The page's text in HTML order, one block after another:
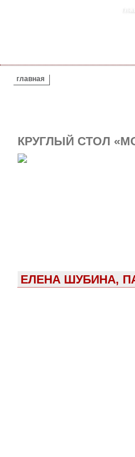
ВЫ ЗДЕСЬ
главная
КРУГЛЫЙ СТОЛ
ЕЛЕНА ШУБИНА,